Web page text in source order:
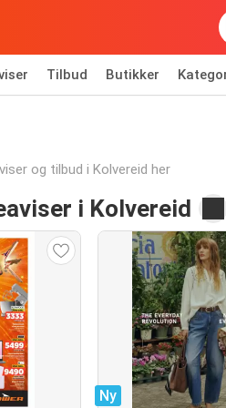
Tilbud Butikker
og tilbud i Kolvereid her
i Kolvereid
Ny